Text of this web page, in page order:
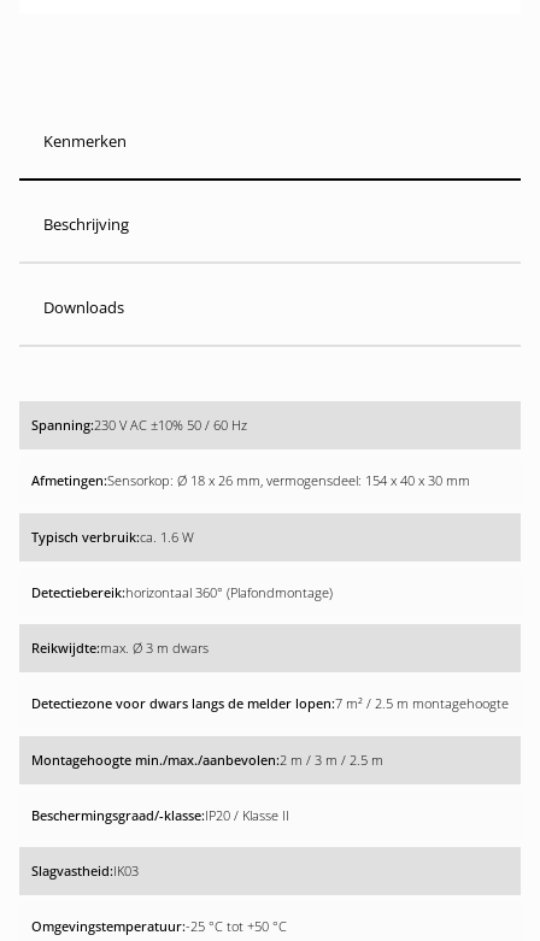
Kenmerken
Beschrijving
Downloads
230 V AC ±10% 50 / 60 Hz
Sensorkop: Ø 18 x 26 mm, vermogensdeel: 154 x 40 x 30 mm
ca. 1.6 W
horizontaal 360° (Plafondmontage)
max. Ø 3 m dwars
7 m² / 2.5 m montagehoogte
2 m / 3 m / 2.5 m
IP20 / Klasse II
IK03
-25 °C tot +50 °C